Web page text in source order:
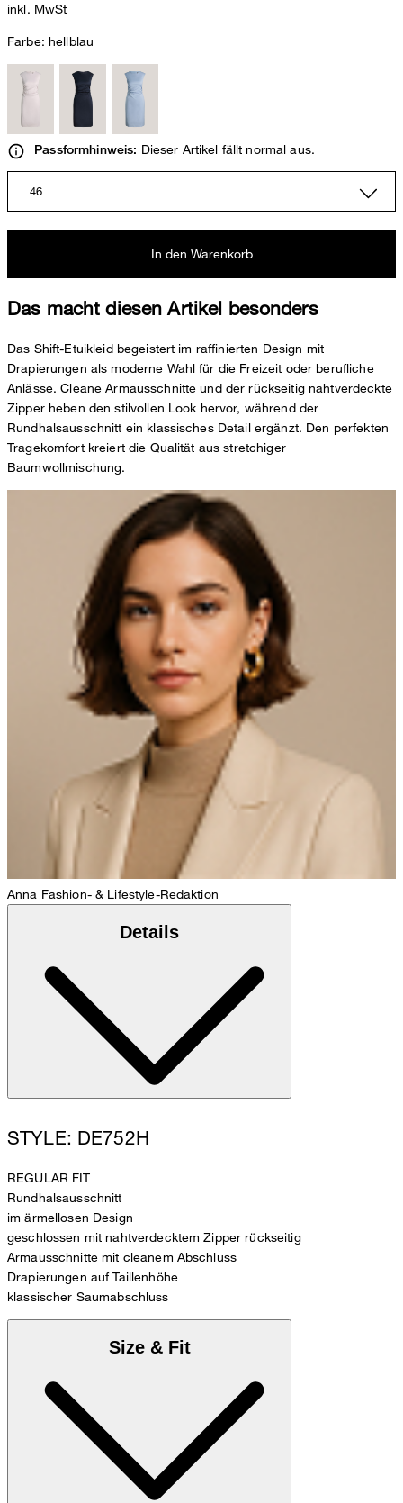
inkl. MwSt
Farbe: hellblau
Passformhinweis: Dieser Artikel fällt normal aus.
46
In den Warenkorb
Das macht diesen Artikel besonders
Das Shift-Etuikleid begeistert im raffinierten Design mit
Drapierungen als moderne Wahl für die Freizeit oder berufliche
Anlässe. Cleane Armausschnitte und der rückseitig nahtverdeckte
Zipper heben den stilvollen Look hervor, während der
Rundhalsausschnitt ein klassisches Detail ergänzt. Den perfekten
Tragekomfort kreiert die Qualität aus stretchiger
Baumwollmischung.
Anna Fashion- & Lifestyle-Redaktion
Details
STYLE: DE752H
REGULAR FIT
Rundhalsausschnitt
im ärmellosen Design
geschlossen mit nahtverdecktem Zipper rückseitig
Armausschnitte mit cleanem Abschluss
Drapierungen auf Taillenhöhe
klassischer Saumabschluss
Size & Fit